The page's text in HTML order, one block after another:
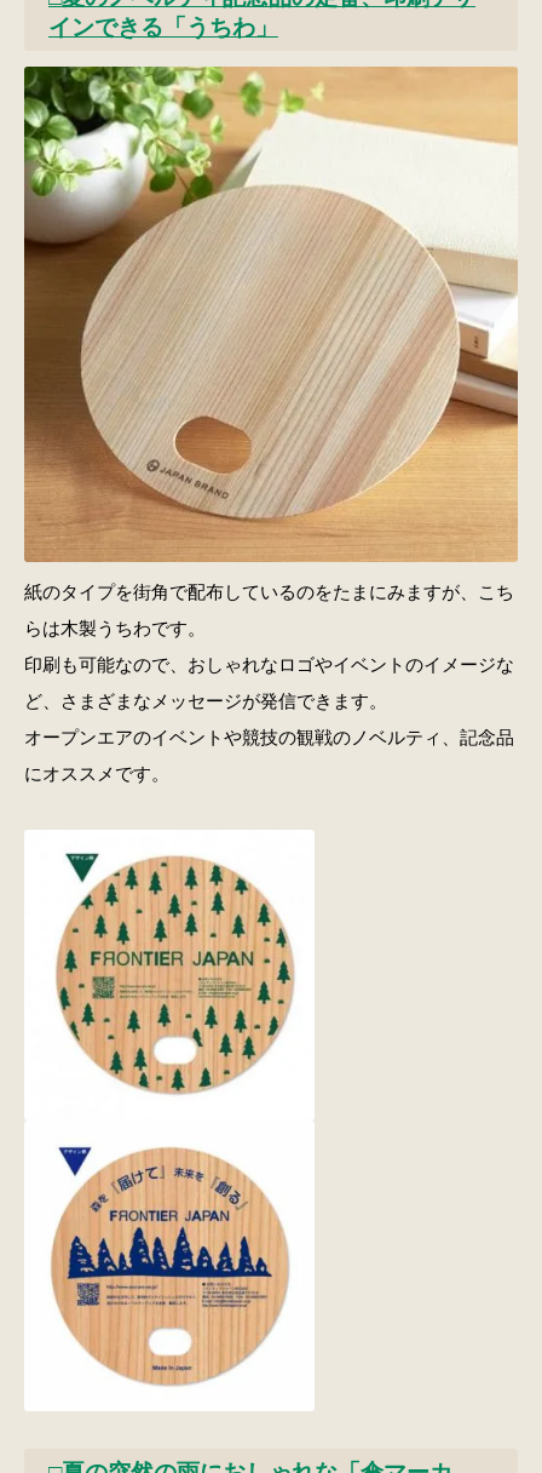
インできる「うちわ」
紙のタイプを街角で配布しているのをたまにみますが、こち
らは木製うちわです。
印刷も可能なので、おしゃれなロゴやイベントのイメージな
ど、さまざまなメッセージが発信できます。
オープンエアのイベントや競技の観戦のノベルティ、記念品
にオススメです。